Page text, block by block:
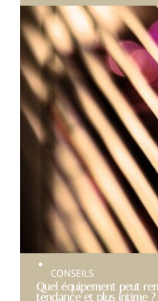
CONSEILS
Quel équipement peut
tendance et plus intime ?